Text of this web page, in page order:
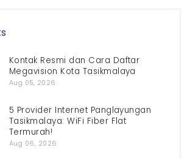
Kontak Resmi dan Cara Daftar
Megavision Kota Tasikmalaya
Aug 05, 2026
5 Provider Internet Panglayungan
Tasikmalaya: WiFi Fiber Flat
Termurah!
Aug 06, 2026